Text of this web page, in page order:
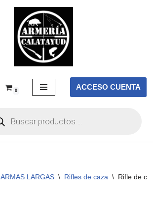
0 ACCESO CUENTA
ARMAS LARGAS \ Rifles de caza \ Rifle de